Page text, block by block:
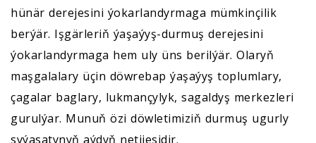
hünär derejesini ýokarlandyrmaga mümkinçilik
berýär. Işgärleriň ýaşaýyş-durmuş derejesini
ýokarlandyrmaga hem uly üns berilýär. Olaryň
maşgalalary üçin döwrebap ýaşaýyş toplumlary,
çagalar baglary, lukmançylyk, sagaldyş merkezleri
gurulýar. Munuň özi döwletimiziň durmuş ugurly
syýasatynyň aýdyň netijesidir.